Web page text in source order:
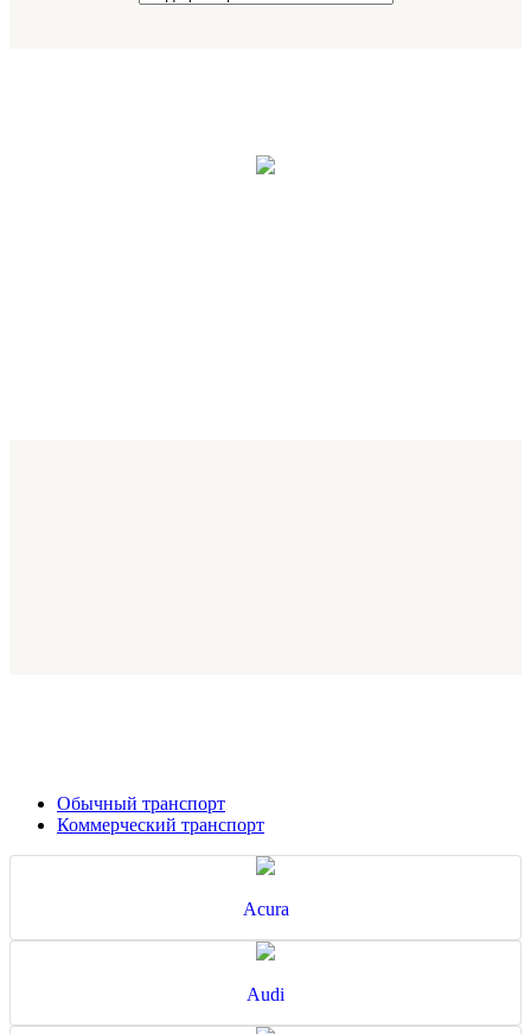
Обычный транспорт
Коммерческий транспорт
Acura
Audi